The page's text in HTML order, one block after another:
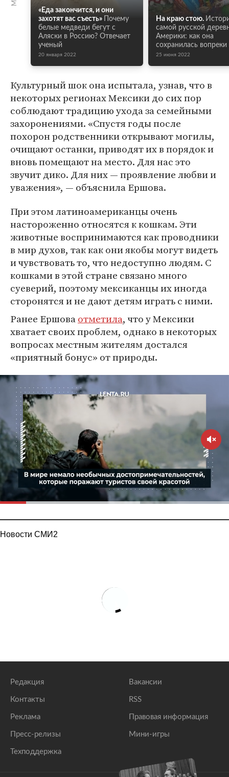
«Еда закончится, и они
захотят вас съесть»
Почему
белые медведи бегут с
Аляски в Россию? Отвечает
ученый
20 января 2022
На краю стою.
самой русской
Америки: как она
сохранилась вопреки
25 июня 2022
Культурный шок она испытала, узнав, что в
некоторых регионах Мексики до сих пор
соблюдают традицию ухода за семейными
захоронениями. «Спустя годы после
похорон родственники открывают могилы,
очищают останки, приводят их в порядок и
вновь помещают на место. Для нас это
звучит дико. Для них — проявление любви и
уважения», — объяснила Ершова.
При этом латиноамериканцы очень
настороженно относятся к кошкам. Эти
животные воспринимаются как проводники
в мир духов, так как они якобы могут видеть
и чувствовать то, что недоступно людям. С
кошками в этой стране связано много
суеверий, поэтому мексиканцы их иногда
сторонятся и не дают детям играть с ними.
Ранее Ершоваотметила, что у Мексики
хватает своих проблем, однако в некоторых
вопросах местным жителям достался
«приятный бонус» от природы.
Новости СМИ2
Редакция
Контакты
Реклама
Пресс-релизы
Техподдержка
Вакансии
RSS
Правовая информация
Мини-игры